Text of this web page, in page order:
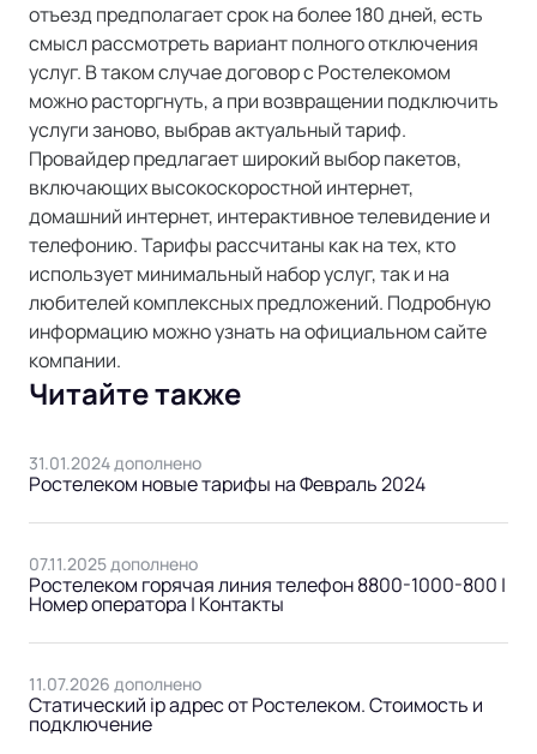
отъезд предполагает срок на более 180 дней, есть
смысл рассмотреть вариант полного отключения
услуг. В таком случае договор с Ростелекомом
можно расторгнуть, а при возвращении подключить
услуги заново, выбрав актуальный тариф.
Провайдер предлагает широкий выбор пакетов,
включающих высокоскоростной интернет,
домашний интернет, интерактивное телевидение и
телефонию. Тарифы рассчитаны как на тех, кто
использует минимальный набор услуг, так и на
любителей комплексных предложений. Подробную
информацию можно узнать на официальном сайте
компании.
Читайте также
31.01.2024 дополнено
Ростелеком новые тарифы на Февраль 2024
07.11.2025 дополнено
Ростелеком горячая линия телефон 8800-1000-800 |
Номер оператора | Контакты
11.07.2026 дополнено
Статический ip адрес от Ростелеком. Стоимость и
подключение